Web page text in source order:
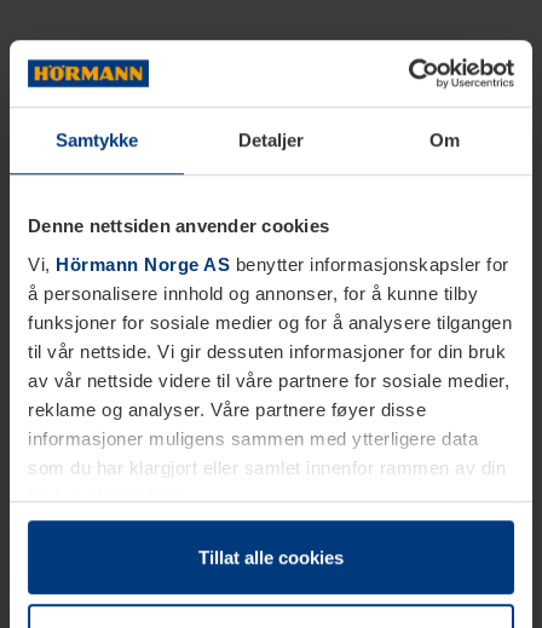
Samtykke Detaljer Om
Denne nettsiden anvender cookies
Vi, Hörmann Norge AS benytter informasjonskapsler for
å personalisere innhold og annonser, for å kunne tilby
funksjoner for sosiale medier og for å analysere tilgangen
til vår nettside. Vi gir dessuten informasjoner for din bruk
av vår nettside videre til våre partnere for sosiale medier,
reklame og analyser. Våre partnere føyer disse
informasjoner muligens sammen med ytterligere data
som du har klargjort eller samlet innenfor rammen av din
bruk av tjenestene.
Etter loven kan vi lagre informasjonskapsler på din
datamaskin, hvis disse er absolutt nødvendig for drift av
trenger vi din tillatelse. Du kan når som helst endre eller
Tillat alle cookies